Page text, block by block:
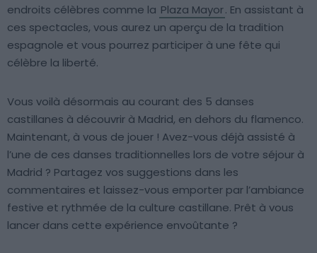
endroits célèbres comme la Plaza Mayor. En assistant à
ces spectacles, vous aurez un aperçu de la tradition
espagnole et vous pourrez participer à une fête qui
célèbre la liberté.
Vous voilà désormais au courant des 5 danses
castillanes à découvrir à Madrid, en dehors du flamenco.
Maintenant, à vous de jouer ! Avez-vous déjà assisté à
l’une de ces danses traditionnelles lors de votre séjour à
Madrid ? Partagez vos suggestions dans les
commentaires et laissez-vous emporter par l’ambiance
festive et rythmée de la culture castillane. Prêt à vous
lancer dans cette expérience envoûtante ?